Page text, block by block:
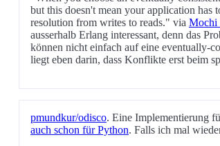
but this doesn't mean your application has
resolution from writes to reads." via Mochi
ausserhalb Erlang interessant, denn das
können nicht einfach auf eine eventually-
liegt eben darin, dass Konflikte erst beim
pmundkur/odisco. Eine Implementierung
auch schon für Python. Falls ich mal